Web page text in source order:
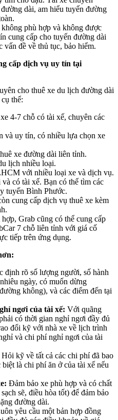
dài, am hiểu tuyến đường
phù hợp và không được
cung cấp cho tuyến đường dài
vấn đề về thủ tục, bảo hiểm.
cấp dịch vụ uy tín tại
cho thuê xe du lịch đường dài
thể:
4-7 chỗ có tài xế, chuyên các
và uy tín, có nhiều lựa chọn xe
xe đường dài liên tỉnh.
lịch nhiều loại.
với nhiều loại xe và dịch vụ.
có tài xế. Bạn có thể tìm các
tuyến Bình Phước.
cung cấp dịch vụ thuê xe kèm
Grab cũng có thể cung cấp
7 chỗ liên tỉnh với giá cố
tiếp trên ứng dụng.
định rõ số lượng người, số hành
ngày, có muốn dừng
không), và các điểm đến tại
ngơi của tài xế: Với quãng
có thời gian nghỉ ngơi đầy đủ
đổi kỹ với nhà xe về lịch trình
và chi phí nghỉ ngơi của tài
Hỏi kỹ về tất cả các chi phí đã bao
là chi phí ăn ở của tài xế nếu
Đảm bảo xe phù hợp và có chất
sẽ, điều hòa tốt) để đảm bảo
đường dài.
yêu cầu một bản hợp đồng